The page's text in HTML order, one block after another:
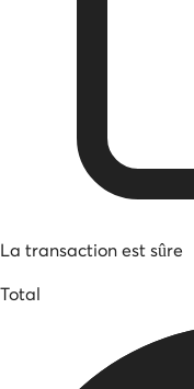
La transaction est sûre
Total